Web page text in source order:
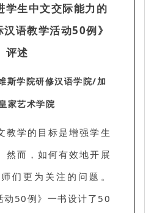
学生中文交际能力的
语教学活动50例》
评述
斯学院研修汉语学院/加
家艺术学院
教学的目标是增强学生
然而，如何有效地开展
们更为关注的问题。
动50例》一书设计了50